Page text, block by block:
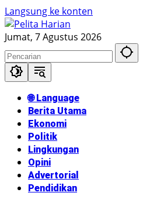
Langsung ke konten
Jumat, 7 Agustus 2026
🌐 Language
Berita Utama
Ekonomi
Politik
Lingkungan
Opini
Advertorial
Pendidikan